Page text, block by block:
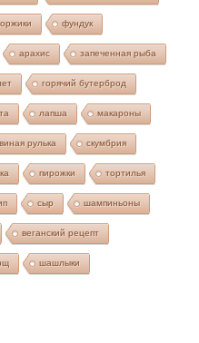
фундук
арахис запеченная рыба
горячий бутерброд
лапша макароны
рулька скумбрия
пирожки тортилья
сыр шампиньоны
веганский рецепт
шашлыки